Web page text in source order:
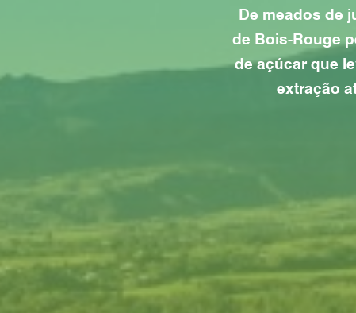
De meados de
de Bois-Rouge
de açúcar que
extração